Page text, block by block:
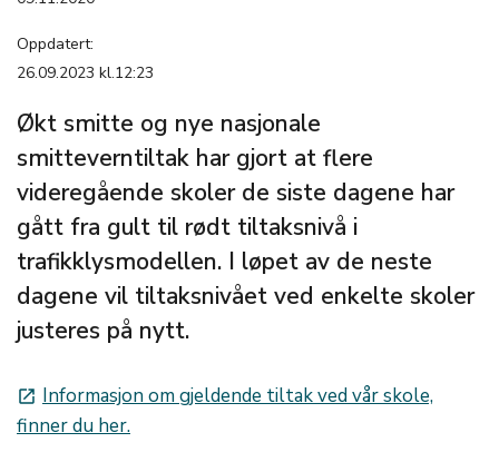
Oppdatert:
26.09.2023 kl.12:23
Økt smitte og nye nasjonale
smitteverntiltak har gjort at flere
videregående skoler de siste dagene har
gått fra gult til rødt tiltaksnivå i
trafikklysmodellen. I løpet av de neste
dagene vil tiltaksnivået ved enkelte skoler
justeres på nytt.
launch Informasjon om gjeldende tiltak ved vår skole,
finner du her.